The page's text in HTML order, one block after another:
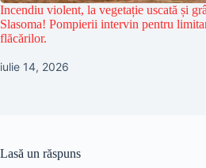
Incendiu violent, la vegetație uscată și
Slasoma! Pompierii intervin pentru
flăcărilor.
iulie 14, 2026
Lasă un răspuns